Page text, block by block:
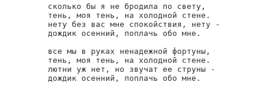
сколько бы я не бродила по свету,
тень, моя тень, на холодной стене.
нету без вас мне спокойствия, нету -
дождик осенний, поплачь обо мне.
все мы в руках ненадежной фортуны,
тень, моя тень, на холодной стене.
лютни уж нет, но звучат ее струны -
дождик осенний, поплачь обо мне.